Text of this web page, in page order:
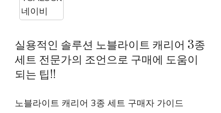
실용적인 솔루션 노블라이트 캐리어 3종
세트 전문가의 조언으로 구매에 도움이
되는 팁!!
노블라이트 캐리어 3종 세트 구매자 가이드